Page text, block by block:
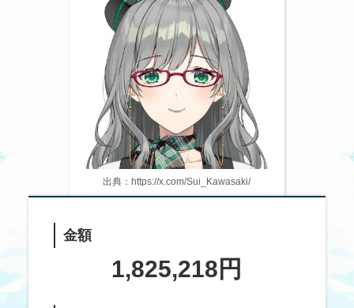
出典：https://x.com/Sui_Kawasaki/
金額
1,825,218円